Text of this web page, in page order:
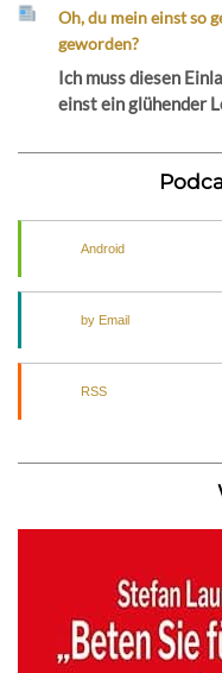
Oh, du mein einst so
geworden?
Ich muss diesen
einst ein glühender
Android
by Email
RSS